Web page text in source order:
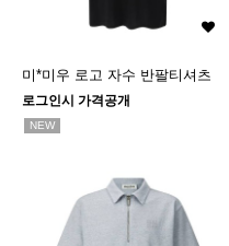
미*미우 로고 자수 반팔티셔츠
로그인시 가격공개
NEW